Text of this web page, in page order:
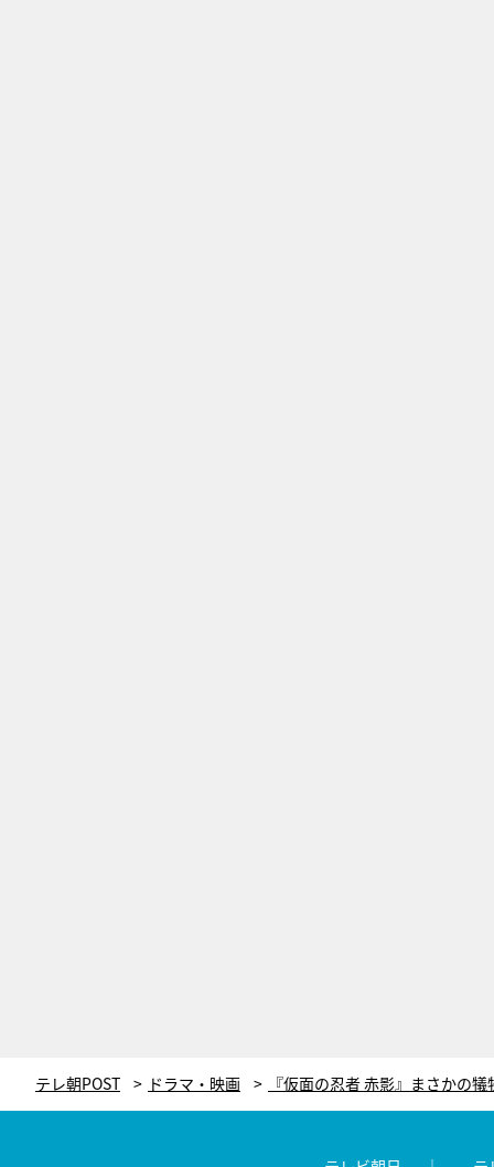
テレ朝POST ドラマ・映画